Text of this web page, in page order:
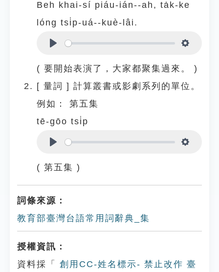
Beh khai-sí piáu-ián--ah, ta̍k-ke
lóng tsi̍p-uá--kuè-lâi.
( 要開始表演了，大家都聚集過來。 )
[ 量詞 ] 計算叢書或影劇系列的單位。
例如：
第五集
tē-gōo tsi̍p
( 第五集 )
詞條來源：
教育部臺灣台語常用詞辭典_集
授權資訊：
資料採「
創用CC-姓名標示- 禁止改作 臺